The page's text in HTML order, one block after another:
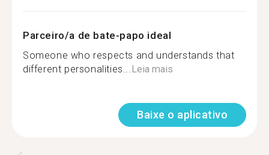
Parceiro/a de bate-papo ideal
Someone who respects and understands that
different personalities...Leia mais
Baixe o aplicativo